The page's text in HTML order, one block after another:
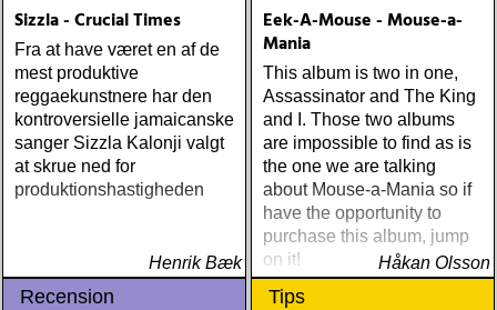
Sizzla - Crucial Times
Fra at have været en af de
mest produktive
reggaekunstnere har den
kontroversielle jamaicanske
sanger Sizzla Kalonji valgt
at skrue ned for
produktionshastigheden
Henrik Bæk
Eek-A-Mouse - Mouse-a-
Mania
This album is two in one,
Assassinator and The King
and I. Those two albums
are impossible to find as is
the one we are talking
about Mouse-a-Mania so if
have the opportunity to
purchase this album, jump
on it!
Håkan Olsson
Recension Tips